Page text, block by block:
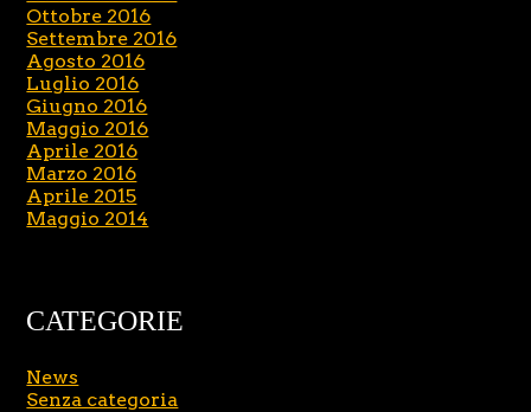
Ottobre 2016
Settembre 2016
Agosto 2016
Luglio 2016
Giugno 2016
Maggio 2016
Aprile 2016
Marzo 2016
Aprile 2015
Maggio 2014
CATEGORIE
News
Senza categoria